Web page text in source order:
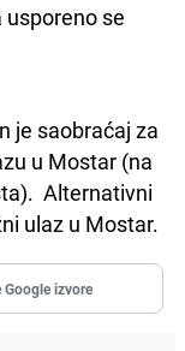
se
je saobraćaj za
u Mostar (na
Alternativni
ulaz u Mostar.
izvore